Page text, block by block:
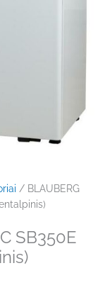
/ BLAUBERG
SB350E